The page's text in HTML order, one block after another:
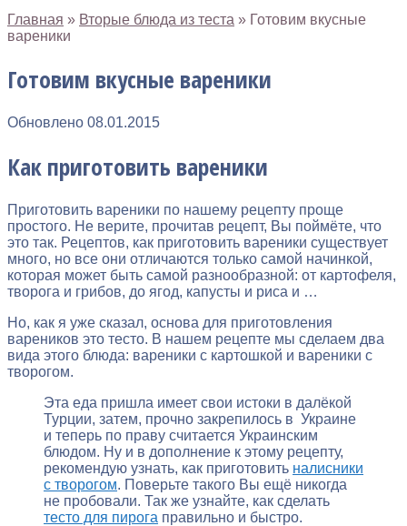
Главная » Вторые блюда из теста » Готовим вкусные
вареники
Готовим вкусные вареники
Обновлено 08.01.2015
Как приготовить вареники
Приготовить вареники по нашему рецепту проще
простого. Не верите, прочитав рецепт, Вы поймёте, что
это так. Рецептов, как приготовить вареники существует
много, но все они отличаются только самой начинкой,
которая может быть самой разнообразной: от картофеля,
творога и грибов, до ягод, капусты и риса и …
Но, как я уже сказал, основа для приготовления
вареников это тесто. В нашем рецепте мы сделаем два
вида этого блюда: вареники с картошкой и вареники с
творогом.
Эта еда пришла имеет свои истоки в далёкой
Турции, затем, прочно закрепилось в Украине
и теперь по праву считается Украинским
блюдом. Ну и в дополнение к этому рецепту,
рекомендую узнать, как приготовить налисники
с творогом. Поверьте такого Вы ещё никогда
не пробовали. Так же узнайте, как сделать
тесто для пирога правильно и быстро.